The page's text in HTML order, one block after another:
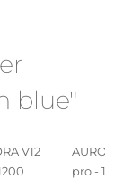
blue"
V12
pro -